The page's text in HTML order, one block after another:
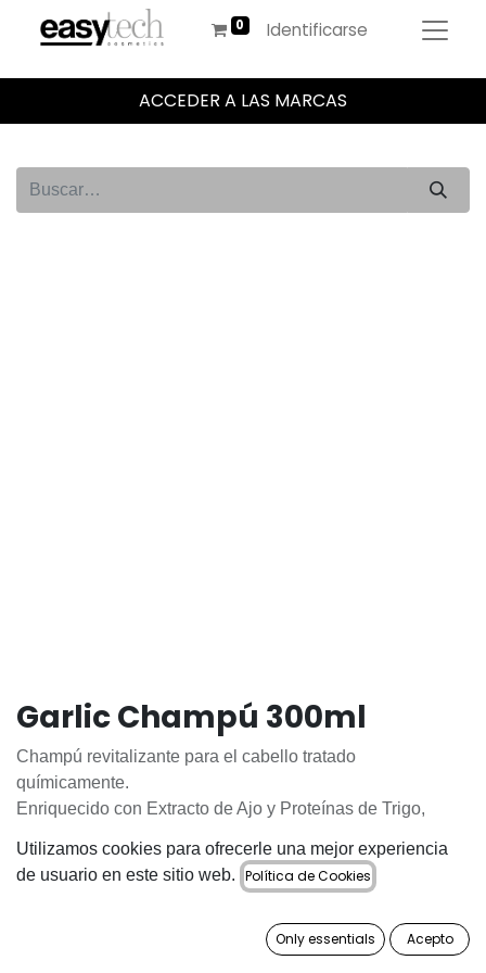
Identificarse
ACCEDER A LAS MARCAS
Garlic Champú 300ml
Champú revitalizante para el cabello tratado
químicamente.
Enriquecido con Extracto de Ajo y Proteínas de Trigo,
hidratando y mejorando la salud general del cuero
cabelludo y del cabello. Fortalece y da volumen, haciendo
Rábano Picante también tiene una acción purificadora.
Utilizamos cookies para ofrecerle una mejor experiencia
de usuario en este sitio web. Política de Cookies
Only essentials Acepto